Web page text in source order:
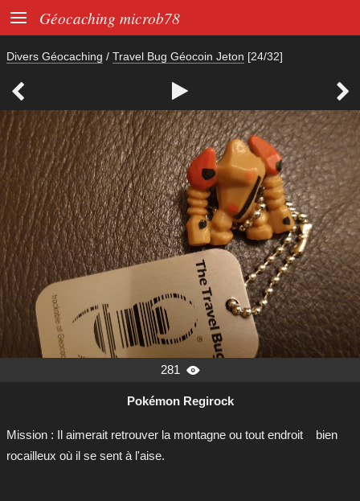
 Géocaching microb78
Divers Géocaching / Travel Bug Géocoin Jeton [24/32]
  
281 
Pokémon Regirock
Mission : Il aimerait retrouver la montagne ou tout endroit
bien
rocailleux où il se sent à l'aise.